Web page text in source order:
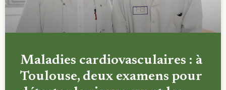
Maladies cardiovasculaires : à
Toulouse, deux examens pour